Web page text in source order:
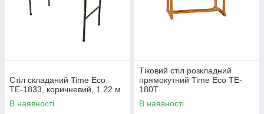
Стіл складаний Time Eco
ТЕ-1833, коричневий, 1.22 м
В наявності
Тіковий стіл розкладний
прямокутний Time Eco TE-
180T
В наявності